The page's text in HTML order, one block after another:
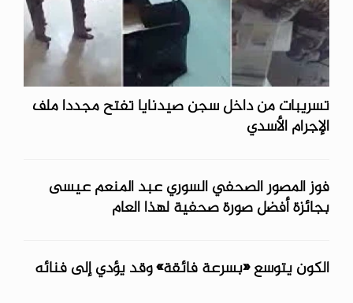
تسريبات من داخل سجن صيدنايا تفتح مجددا ملف
الإجرام الأسدي
فوز المصور الصحفي السوري عبد المنعم عيسى
بجائزة أفضل صورة صحفية لهذا العام
الكون يتوسع «بسرعة فائقة» وقد يؤدي إلى فنائه